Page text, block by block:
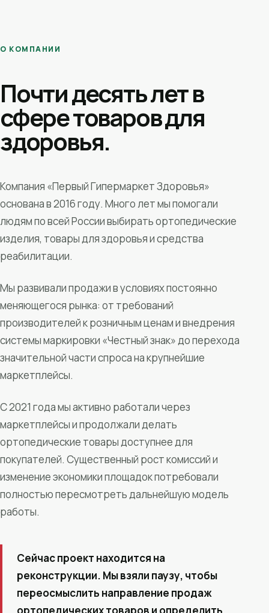
О КОМПАНИИ
Почти десять лет в
сфере товаров для
здоровья.
Компания «Первый Гипермаркет Здоровья»
основана в 2016 году. Много лет мы помогали
людям по всей России выбирать ортопедические
изделия, товары для здоровья и средства
реабилитации.
Мы развивали продажи в условиях постоянно
меняющегося рынка: от требований
производителей к розничным ценам и внедрения
системы маркировки «Честный знак» до перехода
значительной части спроса на крупнейшие
маркетплейсы.
С 2021 года мы активно работали через
маркетплейсы и продолжали делать
ортопедические товары доступнее для
покупателей. Существенный рост комиссий и
изменение экономики площадок потребовали
полностью пересмотреть дальнейшую модель
работы.
Сейчас проект находится на
реконструкции. Мы взяли паузу, чтобы
переосмыслить направление продаж